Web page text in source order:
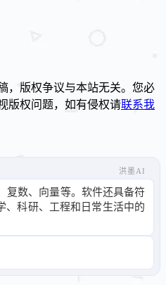
，版权争议与本站无关。您必
版权问题，如有侵权请联系我
洪墨AI
复数、向量等。软件还具备符
、科研、工程和日常生活中的